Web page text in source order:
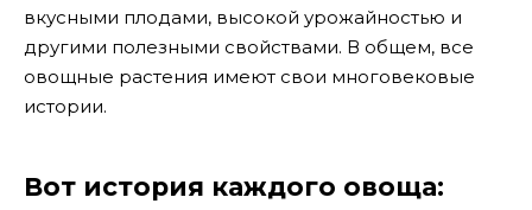
вкусными плодами, высокой урожайностью и
другими полезными свойствами. В общем, все
овощные растения имеют свои многовековые
истории.
Вот история каждого овоща: